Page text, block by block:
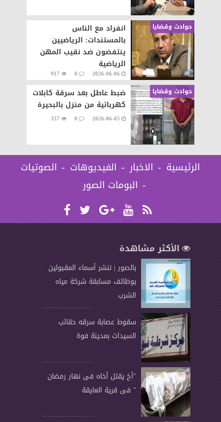
حوادث وقضايا
انفراد مع الناس
بالمستندات: الرياضيين
ينتفضون ضد نقيب المهن
الرياضية
2026-06-06
0
917
حوادث وقضايا
ضبط عاطل بعد سرقة كابلات
كهربائية من منزل بالبحيرة
2026-06-05
0
357
الرئيسية الاخبار الفيديوهات
الصوتيات
البومات الصور
الأكثر مشاهدة
بالصور | ننشر أسماء المقبولين
بوظائف مسابقة شركة مياه
الشرب
سقوط عصابة سرقه حقائب
السيدات بمدينة فوة
"أخ يقتل أخاه فى نهار رمضان
" فى قرية العايقة